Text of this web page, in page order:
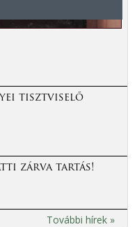
tisztviselő
zárva tartás!
További hírek »